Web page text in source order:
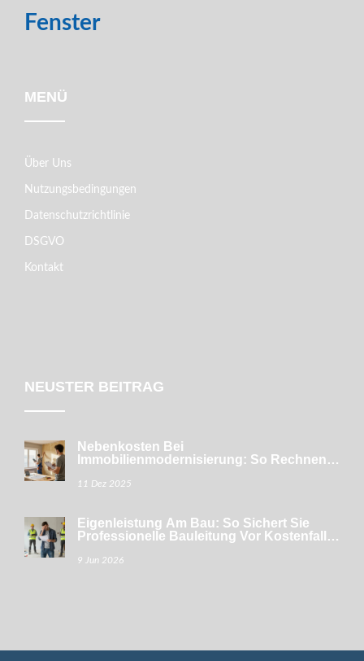
Fenster
MENÜ
Über Uns
Nutzungsbedingungen
Datenschutzrichtlinie
DSGVO
Kontakt
NEUSTER BEITRAG
Nebenkosten Bei
Immobilienmodernisierung: So Rechnen
11 Dez 2025
Eigenleistung Am Bau: So Sichert Sie
Professionelle Bauleitung Vor Kostenfalle
9 Jun 2026